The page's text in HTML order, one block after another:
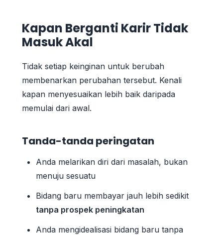
Kapan Berganti Karir Tidak
Masuk Akal
Tidak setiap keinginan untuk berubah
membenarkan perubahan tersebut. Kenali
kapan menyesuaikan lebih baik daripada
memulai dari awal.
Tanda-tanda peringatan
Anda melarikan diri dari masalah, bukan
menuju sesuatu
Bidang baru membayar jauh lebih sedikit
tanpa prospek peningkatan
Anda mengidealisasi bidang baru tanpa